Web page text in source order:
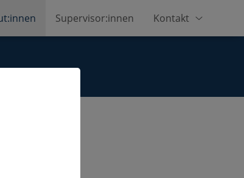
Supervisor:innen Kontakt